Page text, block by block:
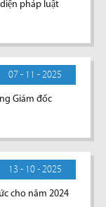
pháp luật
07 - 11 - 2025
Giám đốc
13 - 10 - 2025
cho năm 2024